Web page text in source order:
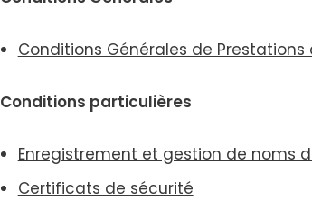
Conditions Générales de Prestations
Conditions par­ti­cu­lières
Enregistrement et ges­tion de noms
Certificats de sécu­ri­té